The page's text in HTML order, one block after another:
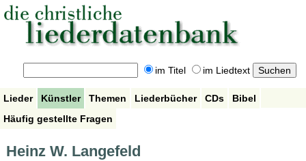
im Titel im Liedtext
Lieder Künstler Themen Liederbücher CDs
Bibel
Häufig gestellte Fragen
Heinz W. Langefeld